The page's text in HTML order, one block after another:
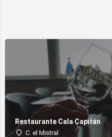
Restaurante Cala Capitán
C. el Mistral